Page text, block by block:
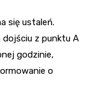
się ustaleń.
dojściu z punktu A
godzinie,
o